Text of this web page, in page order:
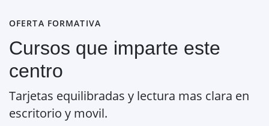
OFERTA FORMATIVA
Cursos que imparte este
centro
Tarjetas equilibradas y lectura mas clara en
escritorio y movil.